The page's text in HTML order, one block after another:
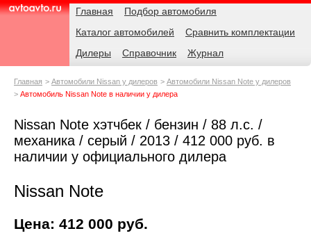
AvtoAvto.ru
Навигация Главная
Подбор автомобиля
Каталог автомобилей
Сравнить комплектации
Дилеры
Справочник Журнал
Родительские
Главная Автомобили Nissan у дилеров
Автомобили Nissan Note у дилеров
Автомобиль Nissan Note в наличии у дилера
Nissan Note хэтчбек / бензин / 88 л.с. /
механика / серый / 2013 / 412 000 руб. в
наличии у официального дилера
Nissan Note
Цена: 412 000 руб.